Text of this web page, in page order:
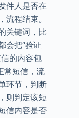
件人是否在
程结束。
关键词，比
会把“验证
的内容包
常短信，流
环节，判断
则判定该短
信内容是否